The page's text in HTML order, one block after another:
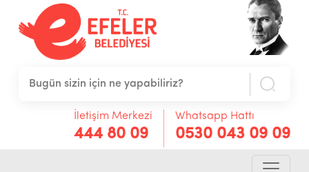
İletişim Merkezi
444 80 09
Whatsapp Hattı
0530 043 09 09